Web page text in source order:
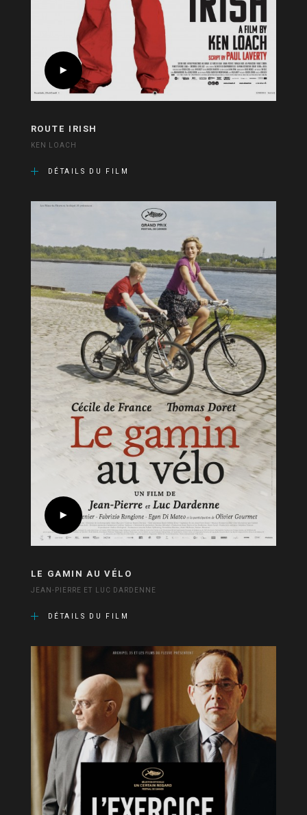
ROUTE IRISH
KEN LOACH
DÉTAILS DU FILM
LE GAMIN AU VÉLO
JEAN-PIERRE ET LUC DARDENNE
DÉTAILS DU FILM